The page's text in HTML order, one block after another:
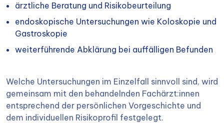
ärztliche Beratung und Risikobeurteilung
endoskopische Untersuchungen wie Koloskopie und
Gastroskopie
weiterführende Abklärung bei auffälligen Befunden
Welche Untersuchungen im Einzelfall sinnvoll sind, wird
gemeinsam mit den behandelnden Fachärzt:innen
entsprechend der persönlichen Vorgeschichte und
dem individuellen Risikoprofil festgelegt.